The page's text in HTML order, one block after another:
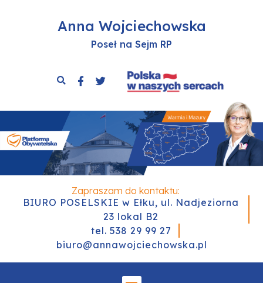
Anna Wojciechowska
Poseł na Sejm RP
Zapraszam do kontaktu:
BIURO POSELSKIE w Ełku, ul. Nadjeziorna
23 lokal B2
tel. 538 29 99 27
biuro@annawojciechowska.pl